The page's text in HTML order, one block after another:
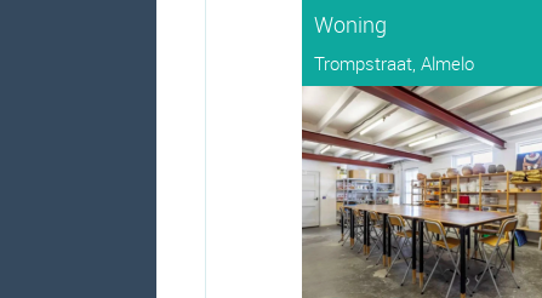
Woning
Trompstraat, Almelo